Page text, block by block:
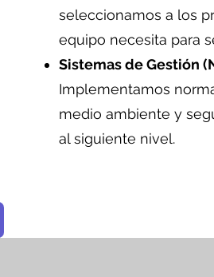
seleccionamos a los
equipo necesita para
Sistemas de Gestión
Implementamos
medio ambiente y
al siguiente nivel.